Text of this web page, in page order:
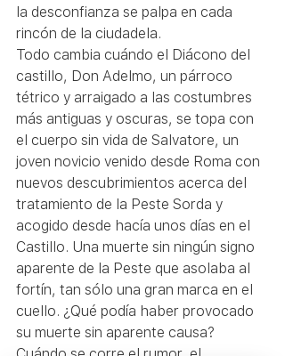
la desconfianza se palpa en cada
rincón de la ciudadela.
Todo cambia cuándo el Diácono del
castillo, Don Adelmo, un párroco
tétrico y arraigado a las costumbres
más antiguas y oscuras, se topa con
el cuerpo sin vida de Salvatore, un
joven novicio venido desde Roma con
nuevos descubrimientos acerca del
tratamiento de la Peste Sorda y
acogido desde hacía unos días en el
Castillo. Una muerte sin ningún signo
aparente de la Peste que asolaba al
fortín, tan sólo una gran marca en el
cuello. ¿Qué podía haber provocado
su muerte sin aparente causa?